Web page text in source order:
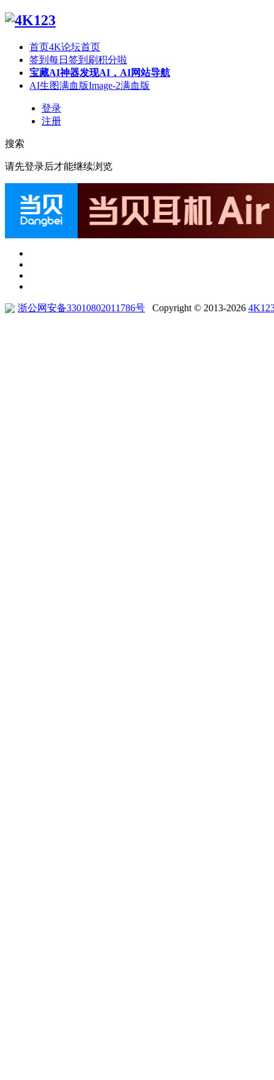
首页4K论坛首页
签到 每日签到刷积分啦
宝藏AI神器发现AI，AI网站导航
AI生图满血版Image-2满血版
登录
注册
搜索
请先登录后才能继续浏览
浙公网安备33010802011786号 Copyright © 2013-2026